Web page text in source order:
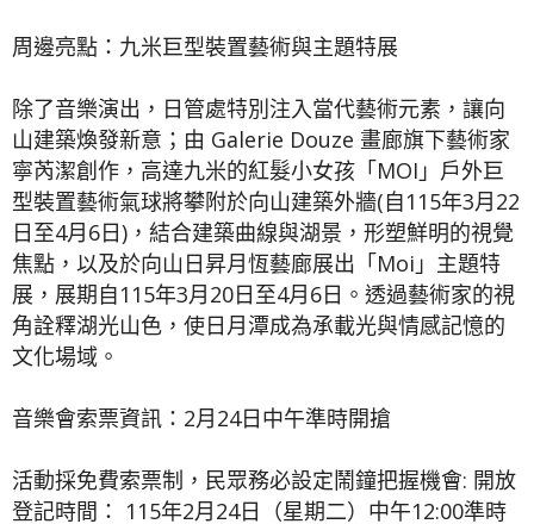
周邊亮點：九米巨型裝置藝術與主題特展
除了音樂演出，日管處特別注入當代藝術元素，讓向
山建築煥發新意；由 Galerie Douze 畫廊旗下藝術家
寧芮潔創作，高達九米的紅髮小女孩「MOI」戶外巨
型裝置藝術氣球將攀附於向山建築外牆(自115年3月22
日至4月6日)，結合建築曲線與湖景，形塑鮮明的視覺
焦點，以及於向山日昇月恆藝廊展出「Moi」主題特
展，展期自115年3月20日至4月6日。透過藝術家的視
角詮釋湖光山色，使日月潭成為承載光與情感記憶的
文化場域。
音樂會索票資訊：2月24日中午準時開搶
活動採免費索票制，民眾務必設定鬧鐘把握機會: 開放
登記時間： 115年2月24日（星期二）中午12:00準時